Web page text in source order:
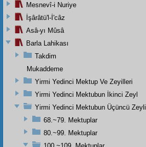
Mesnevî-i Nuriye
İşârâtü'l-İ'câz
Asâ-yı Mûsâ
Barla Lahikası
Takdim
Mukaddeme
Yirmi Yedinci Mektup Ve Zeyilleri
Yirmi Yedinci Mektubun İkinci Zeyl
Yirmi Yedinci Mektubun Üçüncü Zeyli
68.~79. Mektuplar
80.~99. Mektuplar